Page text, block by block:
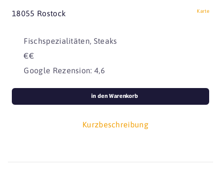
18055 Rostock Karte
Fischspezialitäten, Steaks
€€
Google Rezension: 4,6
Kurzbeschreibung
in den Warenkorb